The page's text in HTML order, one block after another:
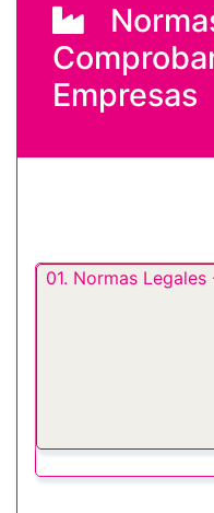
Empresas
01. Normas